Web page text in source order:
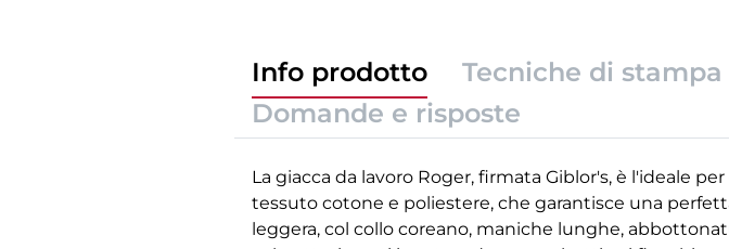
Info prodotto Tecniche di stampa
Domande e risposte
La giacca da lavoro Roger, firmata Giblor's, è l'ideale
tessuto cotone e poliestere, che garantisce una
leggera, col collo coreano, maniche lunghe,